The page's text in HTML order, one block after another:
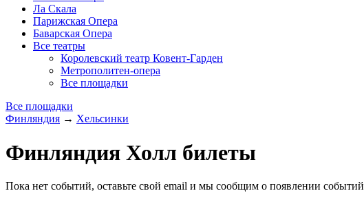
Ла Скала
Парижская Опера
Баварская Опера
Все театры
Королевский театр Ковент-Гарден
Метрополитен-опера
Все площадки
Все площадки
Финляндия → Хельсинки
Финляндия Холл билеты
Пока нет событий, оставьте свой email и мы сообщим о появлении событий